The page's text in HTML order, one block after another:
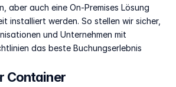
aber auch eine On-Premises Lösung
installiert werden. So stellen wir sicher,
und Unternehmen mit
das beste Buchungserlebnis
Container